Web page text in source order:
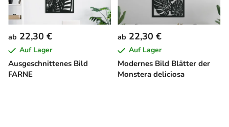
Ausgeschnittenes Bild
FARNE
ab 22,30 €
Auf Lager
Modernes Bild Blätter der
Monstera deliciosa
ab 22,30 €
Auf Lager